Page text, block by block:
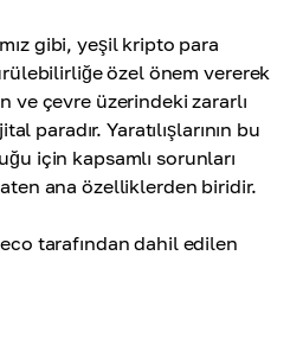
gibi, yeşil kripto para
özel önem vererek
ve çevre üzerindeki zararlı
paradır. Yaratılışlarının bu
için kapsamlı sorunları
ana özelliklerden biridir.
tarafından dahil edilen